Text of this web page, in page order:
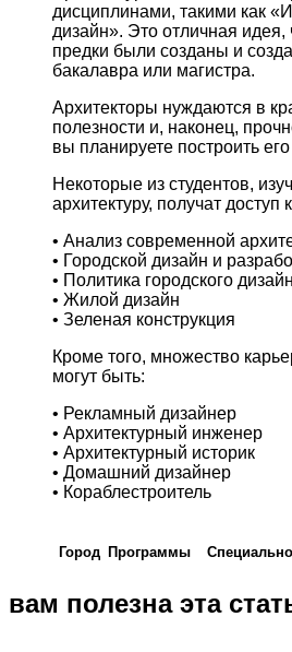
дисциплинами, такими как
дизайн». Это отличная идея,
предки были созданы и
бакалавра или магистра.
Архитекторы нуждаются в
полезности и, наконец,
вы планируете построить
Некоторые из студентов,
архитектуру, получат
• Анализ современной
• Городской дизайн и
• Политика городского
• Жилой дизайн
• Зеленая конструкция
Кроме того, множество
могут быть:
• Рекламный дизайнер
• Архитектурный инженер
• Архитектурный историк
• Домашний дизайнер
• Кораблестроитель
Город Программы
вам полезна эта